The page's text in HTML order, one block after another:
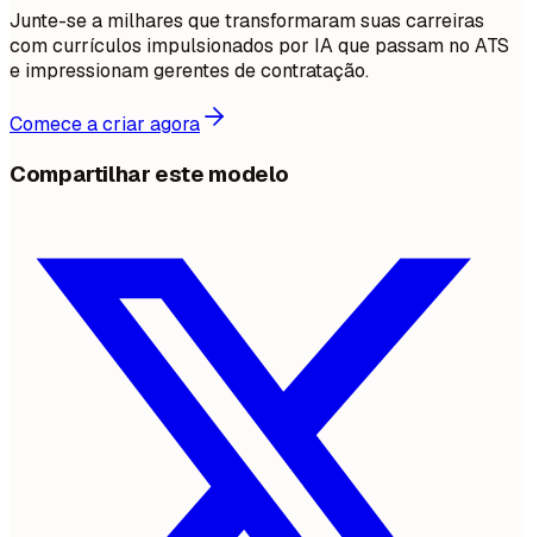
Junte-se a milhares que transformaram suas carreiras
com currículos impulsionados por IA que passam no ATS
e impressionam gerentes de contratação.
Comece a criar agora
Compartilhar este modelo